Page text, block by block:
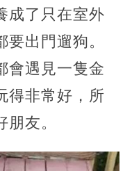
成了只在室外
出門遛狗。
會遇見一隻金
得非常好，所
友。